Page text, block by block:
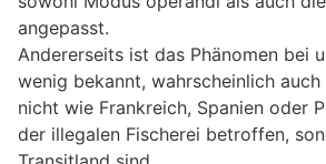
angepasst.
Andererseits ist das Phänomen bei
wenig bekannt, wahrscheinlich
nicht wie Frankreich, Spanien oder
der illegalen Fischerei betroffen,